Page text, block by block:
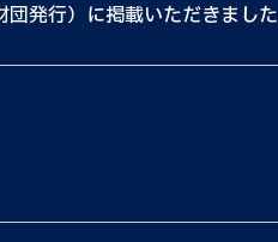
発行）に掲載いただきました